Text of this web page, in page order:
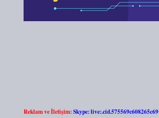
Reklam ve İletişim:Skype: live:.cid.575569c608265c69